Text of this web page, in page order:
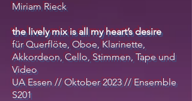
Miriam Rieck
the lively mix is all my heart’s desire
für Querflöte, Oboe, Klarinette,
Akkordeon, Cello, Stimmen, Tape und
Video
UA Essen // Oktober 2023 // Ensemble
S201